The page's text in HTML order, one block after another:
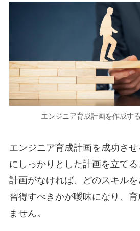
エンジニア育成計画を作成す
エンジニア育成計画を成功さ
にしっかりとした計画を立てる
計画がなければ、どのスキル
習得すべきかが曖昧になり、
ません。